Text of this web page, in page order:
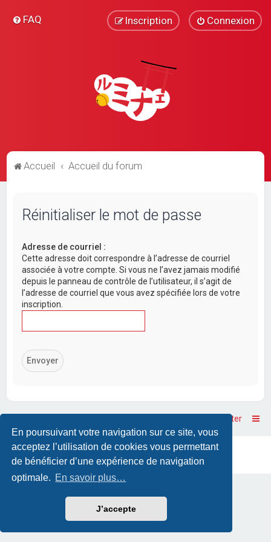
En poursuivant votre navigation sur ce site, vous
acceptez l’utilisation de cookies vous permettant
de bénéficier d’une expérience de navigation
optimale. En savoir plus…
J’accepte
FAQ Connexion
Inscription
Accueil Accueil du forum
Réinitialiser le mot de passe
Adresse de courriel :
Cette adresse doit correspondre à l’adresse de courriel
associée à votre compte. Si vous ne l’avez jamais modifié
depuis le panneau de contrôle de l’utilisateur, il s’agit de
l’adresse de courriel que vous avez spécifiée lors de votre
inscription.
Nous contacter
Powered by phpBB™• Design byPlanetStyles
Traduction française officielle©Qiaeru